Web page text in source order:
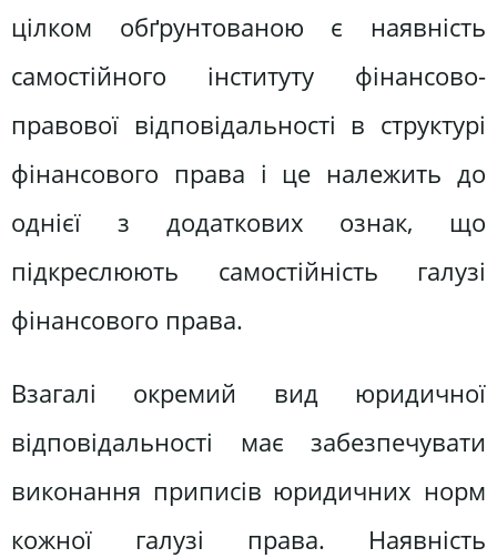
цілком обґрунтованою є наявність
самостійного інституту фінансово-
правової відповідальності в структурі
фінансового права і це належить до
однієї з додаткових ознак, що
підкреслюють самостійність галузі
фінансового права.
Взагалі окремий вид юридичної
відповідальності має забезпечувати
виконання приписів юридичних норм
кожної галузі права. Наявність